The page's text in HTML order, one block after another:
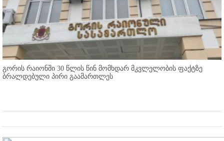
გორის რაიონში 30 წლის წინ მომხდარ მკვლელობის ფაქტზე
ბრალდებული პირი გაამართლეს